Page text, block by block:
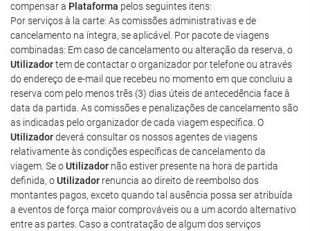
compensar a Plataforma pelos seguintes itens:
Por serviços à la carte: As comissões administrativas e de
cancelamento na íntegra, se aplicável. Por pacote de viagens
combinadas: Em caso de cancelamento ou alteração da reserva, o
Utilizadortem de contactar o organizador por telefone ou através
do endereço de e-mail que recebeu no momento em que concluiu a
reserva com pelo menos três (3) dias úteis de antecedência face à
data da partida. As comissões e penalizações de cancelamento são
as indicadas pelo organizador de cada viagem específica. O
Utilizadordeverá consultar os nossos agentes de viagens
relativamente às condições específicas de cancelamento da
viagem. Se oUtilizador não estiver presente na hora de partida
definida, oUtilizador renuncia ao direito de reembolso dos
montantes pagos, exceto quando tal ausência possa ser atribuída
a eventos de força maior comprováveis ou a um acordo alternativo
entre as partes. Caso a contratação de algum dos serviços